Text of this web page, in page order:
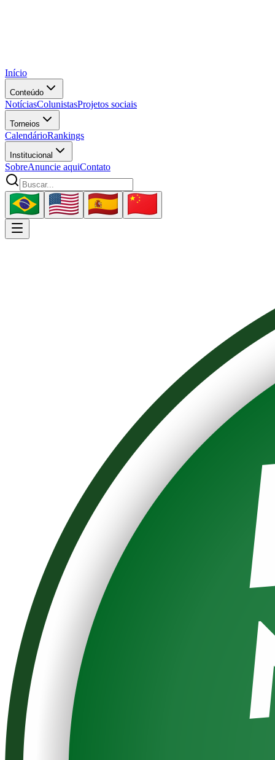
Início
Conteúdo
NotíciasColunistasProjetos sociais
Torneios
CalendárioRankings
Institucional
SobreAnuncie aquiContato